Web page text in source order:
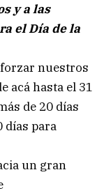
y a las
el Día de la
nuestros
acá hasta el 31
de 20 días
días para
un gran